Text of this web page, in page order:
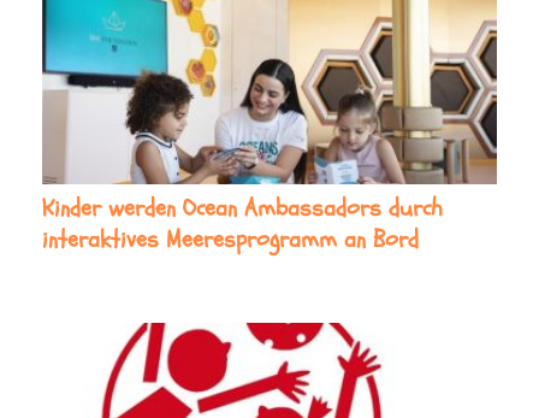
Kinder werden Ocean Ambassadors durch
interaktives Meeresprogramm an Bord